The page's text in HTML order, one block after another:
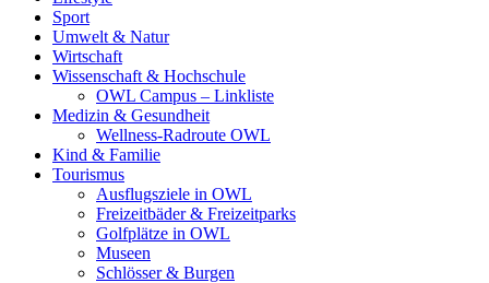
Sport
Umwelt & Natur
Wirtschaft
Wissenschaft & Hochschule
OWL Campus – Linkliste
Medizin & Gesundheit
Wellness-Radroute OWL
Kind & Familie
Tourismus
Ausflugsziele in OWL
Freizeitbäder & Freizeitparks
Golfplätze in OWL
Museen
Schlösser & Burgen